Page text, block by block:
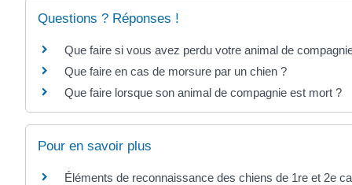
Questions ? Réponses !
Que faire si vous avez perdu votre animal de
Que faire en cas de morsure par un chien ?
Que faire lorsque son animal de compagnie est mort ?
Pour en savoir plus
Éléments de reconnaissance des chiens de 1re et 2e